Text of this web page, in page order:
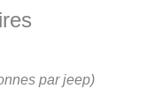
par jeep)